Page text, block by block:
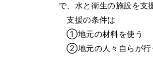
で、水と衛生の施設を支
支援の条件は
①地元の材料を使う
②地元の人々自らが行